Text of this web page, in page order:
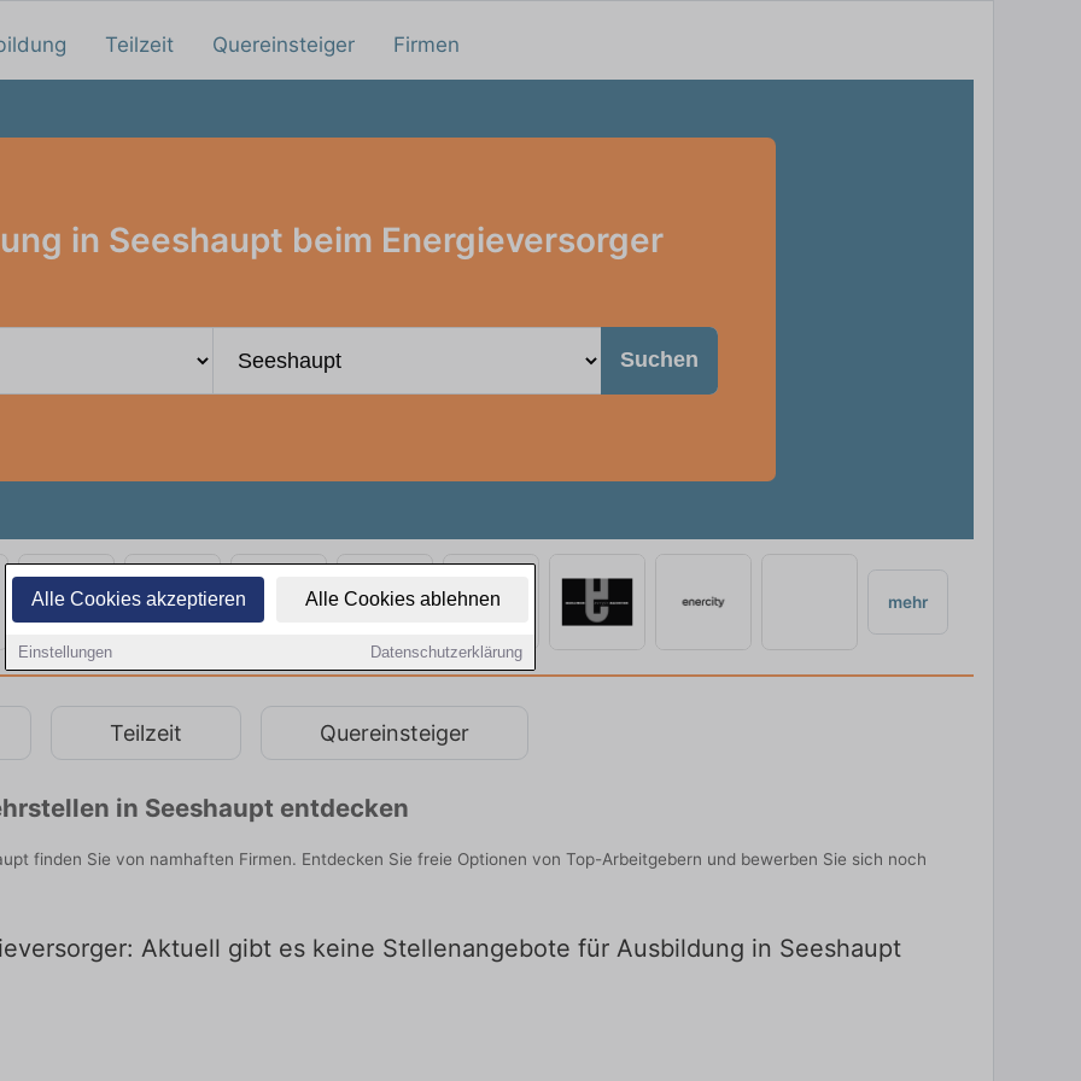
Alle Cookies akzeptieren Alle Cookies ablehnen
Einstellungen Datenschutzerklärung
Teilzeit Quereinsteiger Firmen
in Seeshaupt beim Energieversorger
Suchen
mehr
Teilzeit Quereinsteiger
in Seeshaupt entdecken
finden Sie von namhaften Firmen. Entdecken Sie freie Optionen von Top-Arbeitgebern und bewerben Sie sich noch
Aktuell gibt es keine Stellenangebote für Ausbildung in Seeshaupt